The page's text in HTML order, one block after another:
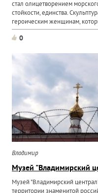
стал олицетворением
стойкости, единства.
героическим женщинам,
0
Владимир
Музей "Владимирский
Музей "Владимирский